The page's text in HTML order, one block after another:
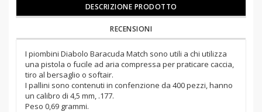
DESCRIZIONE PRODOTTO
RECENSIONI
I piombini Diabolo Baracuda Match sono utili a chi utilizza
una pistola o fucile ad aria compressa per praticare caccia,
tiro al bersaglio o softair.
I pallini sono contenuti in confenzione da 400 pezzi, hanno
un calibro di 4,5 mm, .177.
Peso 0,69 grammi.